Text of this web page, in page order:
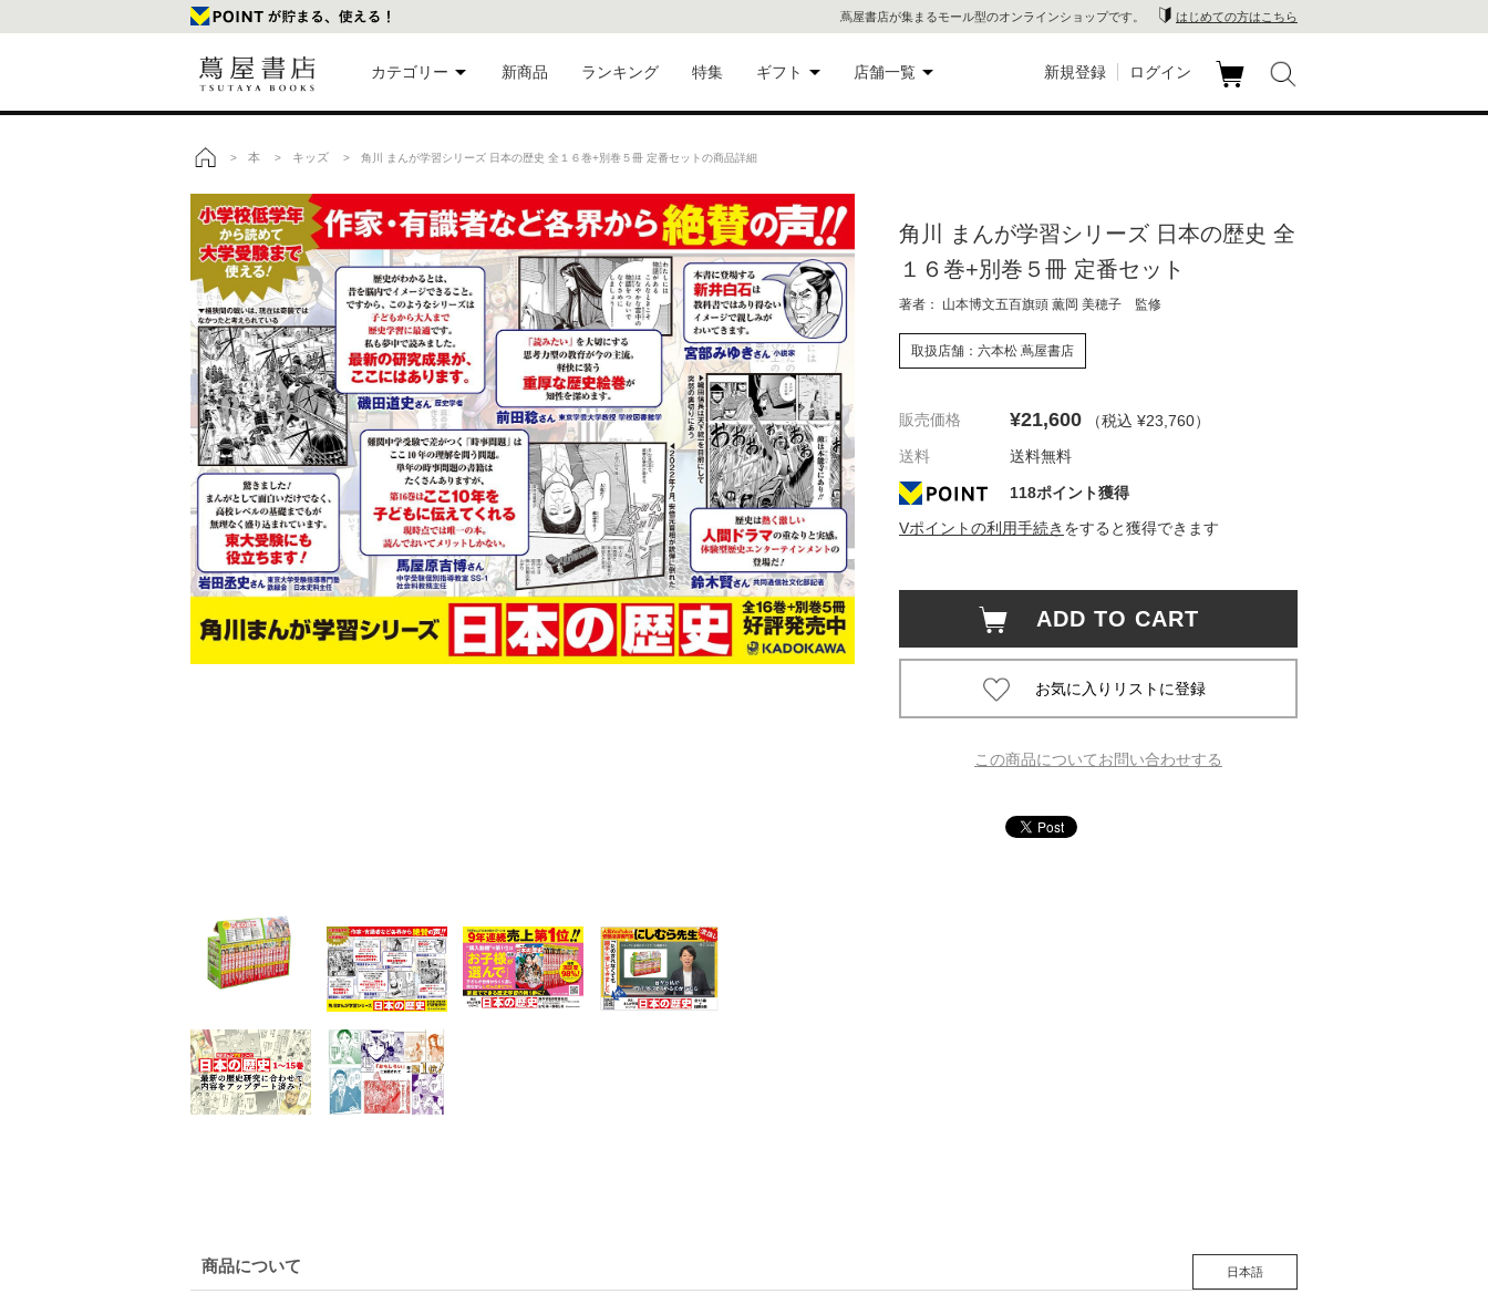
蔦屋書店が集まるモール型のオンラインショップです。 はじめての方はこちら
カテゴリー
美術品
本
映像・音
楽
文具
雑貨
家電
食品
新商品 ランキング 特集 ギフト
ギフトにおすすめ
eギフト
店舗一覧
代官山 蔦
屋書店
銀座 蔦屋
屋書店
書店
蔦屋書店
梅田 蔦屋
新規登録 ログイン
> 本 > キッズ > 角川 まんが学習シリーズ 日本の歴史 全１６巻+別巻５冊 定番セットの商品詳細
角川 まんが学習シリーズ 日本の歴史 全
１６巻+別巻５冊 定番セット
著者： 山本博文五百旗頭 薫岡 美穂子 監修
取扱店舗：六本松 蔦屋書店
販売価格 ¥21,600 （税込 ¥23,760）
送料
送料無料
118ポイント獲得
Vポイントの利用手続き をすると獲得できます
ADD TO CART
この商品についてお問い合わせする
商品について 日本語